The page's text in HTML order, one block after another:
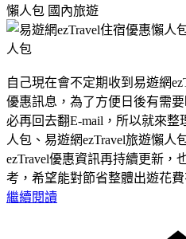
懶人包 國內旅遊
自己現在會不定期收到易遊網
優惠訊息，為了方便日後有需
必再回去翻E-mail，所以就來整
人包、易遊網ezTravel旅遊懶人
ezTravel優惠資訊再持續更新，
考，希望能對節省整體出遊花費
繼續閱讀